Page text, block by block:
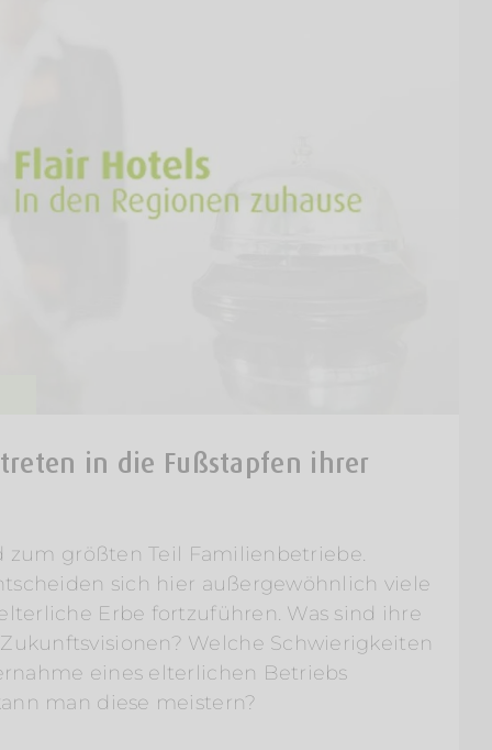
in die Fußstapfen ihrer
zum größten Teil Familienbetriebe.
sich hier außergewöhnlich viele
Erbe fortzuführen. Was sind ihre
Welche Schwierigkeiten
eines elterlichen Betriebs
man diese meistern?